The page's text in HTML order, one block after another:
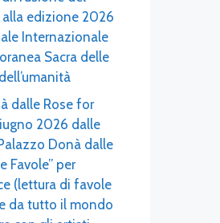
edizione 2026
Internazionale
Sacra delle
dalle Rose for
2026 dalle
Donà dalle
Favole” per
(lettura di favole
da tutto il mondo